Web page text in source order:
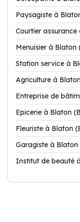
Paysagiste à
Courtier
Menuisier à Blaton
Station service à
Agriculture à
Entreprise de
Epicerie à Blaton
Fleuriste à Blaton
Garagiste à Blaton
Institut de beauté